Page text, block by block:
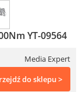
YT-09564
Media Expert
do sklepu >